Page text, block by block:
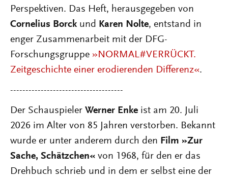
Perspektiven. Das Heft, herausgegeben von
Cornelius Borck und Karen Nolte, entstand in
enger Zusammenarbeit mit der DFG-
Forschungsgruppe »NORMAL#VERRÜCKT.
Zeitgeschichte einer erodierenden Differenz«.
-------------------------------------
Der Schauspieler Werner Enke ist am 20. Juli
2026 im Alter von 85 Jahren verstorben. Bekannt
wurde er unter anderem durch den Film »Zur
Sache, Schätzchen« von 1968, für den er das
Drehbuch schrieb und in dem er selbst eine der